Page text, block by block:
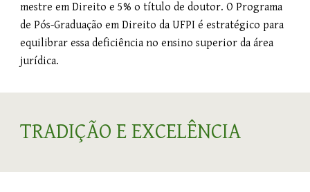
mestre em Direito e 5% o título de doutor. O Programa
de Pós-Graduação em Direito da UFPI é estratégico para
equilibrar essa deficiência no ensino superior da área
jurídica.
TRADIÇÃO E EXCELÊNCIA